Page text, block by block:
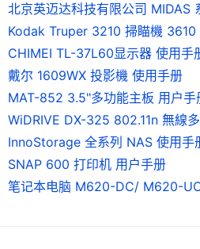
Kodak Truper 3210 掃瞄機 3610
CHIMEI TL-37L60显示器 使用手
戴尔 1609WX 投影機 使用手册
MAT-852 3.5"多功能主板 用户手
WiDRIVE DX-325 802.11n 無線
InnoStorage 全系列 NAS 使用手
SNAP 600 打印机 用户手册
笔记本电脑 M620-DC/ M620-